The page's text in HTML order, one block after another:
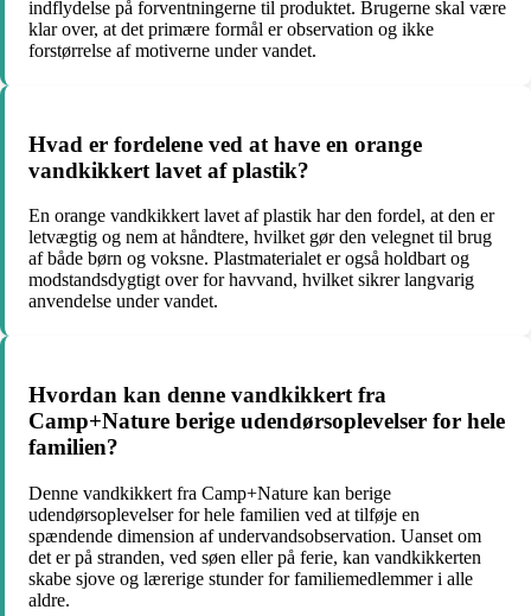
indflydelse på forventningerne til produktet. Brugerne skal være
klar over, at det primære formål er observation og ikke
forstørrelse af motiverne under vandet.
Hvad er fordelene ved at have en orange
vandkikkert lavet af plastik?
En orange vandkikkert lavet af plastik har den fordel, at den er
letvægtig og nem at håndtere, hvilket gør den velegnet til brug
af både børn og voksne. Plastmaterialet er også holdbart og
modstandsdygtigt over for havvand, hvilket sikrer langvarig
anvendelse under vandet.
Hvordan kan denne vandkikkert fra
Camp+Nature berige udendørsoplevelser for hele
familien?
Denne vandkikkert fra Camp+Nature kan berige
udendørsoplevelser for hele familien ved at tilføje en
spændende dimension af undervandsobservation. Uanset om
det er på stranden, ved søen eller på ferie, kan vandkikkerten
skabe sjove og lærerige stunder for familiemedlemmer i alle
aldre.